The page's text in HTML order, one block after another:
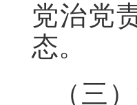
党治党
态。
（三